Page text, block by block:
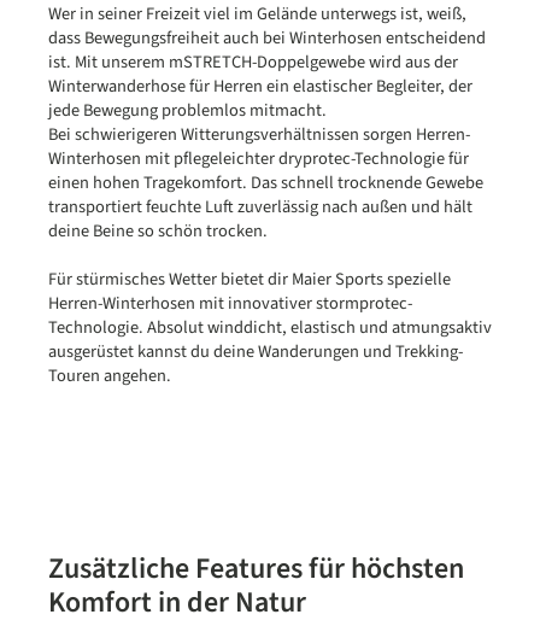
Wer in seiner Freizeit viel im Gelände unterwegs ist, weiß,
dass Bewegungsfreiheit auch bei Winterhosen entscheidend
ist. Mit unserem mSTRETCH-Doppelgewebe wird aus der
Winterwanderhose für Herren ein elastischer Begleiter, der
jede Bewegung problemlos mitmacht.
Bei schwierigeren Witterungsverhältnissen sorgen Herren-
Winterhosen mit pflegeleichter dryprotec-Technologie für
einen hohen Tragekomfort. Das schnell trocknende Gewebe
transportiert feuchte Luft zuverlässig nach außen und hält
deine Beine so schön trocken.
Für stürmisches Wetter bietet dir Maier Sports spezielle
Herren-Winterhosen mit innovativer stormprotec-
Technologie. Absolut winddicht, elastisch und atmungsaktiv
ausgerüstet kannst du deine Wanderungen und Trekking-
Touren angehen.
Zusätzliche Features für höchsten
Komfort in der Natur